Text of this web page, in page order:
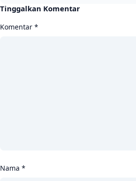
Tinggalkan Komentar
Komentar *
Nama *